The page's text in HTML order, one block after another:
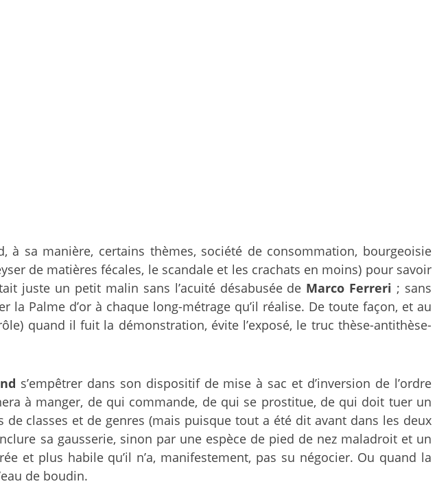
à sa manière, certains thèmes, société de consommation, bourgeoisie
de matières fécales, le scandale et les crachats en moins) pour savoir
juste un petit malin sans l’acuité désabusée de Marco Ferreri ; sans
Palme d’or à chaque long-métrage qu’il réalise. De toute façon, et au
quand il fuit la démonstration, évite l’exposé, le truc thèse-antithèse-
s’empêtrer dans son dispositif de mise à sac et d’inversion de l’ordre
à manger, de qui commande, de qui se prostitue, de qui doit tuer un
classes et de genres (mais puisque tout a été dit avant dans les deux
sa gausserie, sinon par une espèce de pied de nez maladroit et un
et plus habile qu’il n’a, manifestement, pas su négocier. Ou quand la
de boudin.